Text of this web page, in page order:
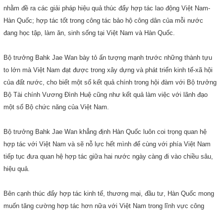
nhằm đề ra các giải pháp hiệu quả thúc đẩy hợp tác lao động Việt Nam-
Hàn Quốc; hợp tác tốt trong công tác bảo hộ công dân của mỗi nước
đang học tập, làm ăn, sinh sống tại Việt Nam và Hàn Quốc.
Bộ trưởng Bahk Jae Wan bày tỏ ấn tượng mạnh trước những thành tựu
to lớn mà Việt Nam đạt được trong xây dựng và phát triển kinh tế-xã hội
của đất nước, cho biết một số kết quả chính trong hội đàm với Bộ trưởng
Bộ Tài chính Vương Đình Huệ cũng như kết quả làm việc với lãnh đạo
một số Bộ chức năng của Việt Nam.
Bộ trưởng Bahk Jae Wan khẳng định Hàn Quốc luôn coi trọng quan hệ
hợp tác với Việt Nam và sẽ nỗ lực hết mình để cùng với phía Việt Nam
tiếp tục đưa quan hệ hợp tác giữa hai nước ngày càng đi vào chiều sâu,
hiệu quả.
Bên cạnh thúc đẩy hợp tác kinh tế, thương mại, đầu tư, Hàn Quốc mong
muốn tăng cường hợp tác hơn nữa với Việt Nam trong lĩnh vực công